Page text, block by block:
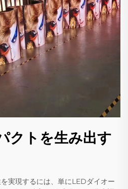
クトを生み出す
実現するには、単にLEDダイオー